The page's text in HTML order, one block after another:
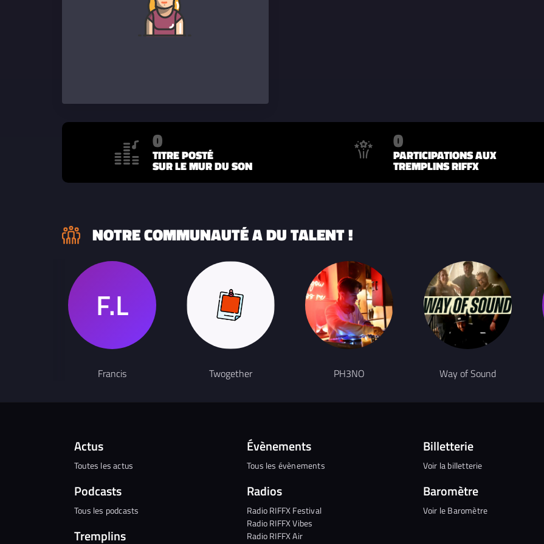
0
TITRE POSTÉ
SUR LE MUR DU SON
0
PARTICIPATIONS AUX
TREMPLINS RIFFX
NOTRE COMMUNAUTÉ A DU TALENT !
Francis Twogether PH3NO Way of Sound
Actus
Toutes les actus
Podcasts
Tous les podcasts
Tremplins
Évènements
Tous les évènements
Radios
Radio RIFFX Festival
Radio RIFFX Vibes
Radio RIFFX Air
Billetterie
Voir la billetterie
Baromètre
Voir le Baromètre